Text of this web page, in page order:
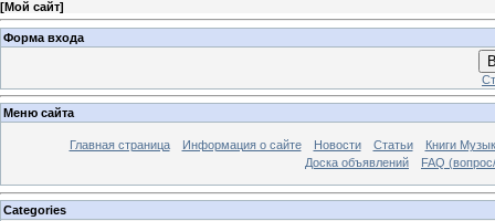
[Мой сайт]
Форма входа
Меню сайта
Главная страница Информация о сайте Новости Статьи
Книги
Доска объявлений
FAQ
Categories